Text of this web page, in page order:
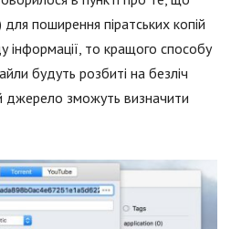
поширення піратських копій
інформації, то кращого способу
будуть розбиті на безліч
джерело зможуть визначити